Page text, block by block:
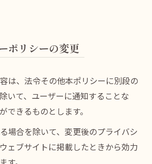
ポリシーの変更
は、法令その他本ポリシーに別段の
いて、ユーザーに通知することな
できるものとします。
場合を除いて、変更後のプライバシ
ェブサイトに掲載したときから効力